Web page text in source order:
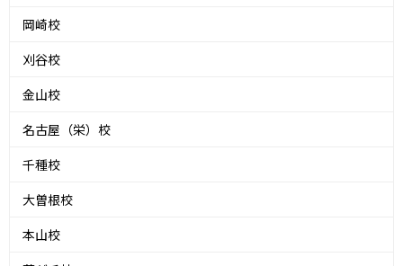
岡崎校
刈谷校
金山校
名古屋（栄）校
千種校
大曽根校
本山校